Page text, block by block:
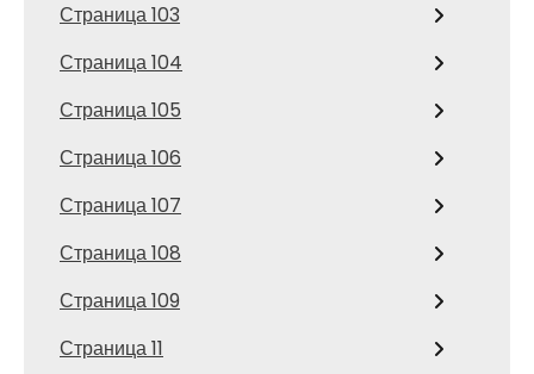
Страница 103
Страница 104
Страница 105
Страница 106
Страница 107
Страница 108
Страница 109
Страница 11